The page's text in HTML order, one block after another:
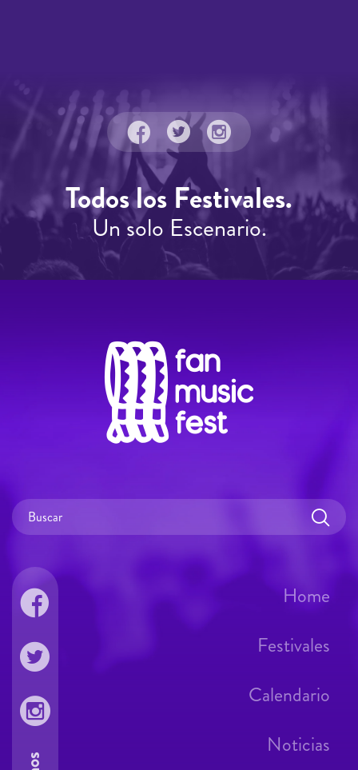
Todos los Festivales.
Un solo Escenario.
Home
Festivales
Calendario
Noticias